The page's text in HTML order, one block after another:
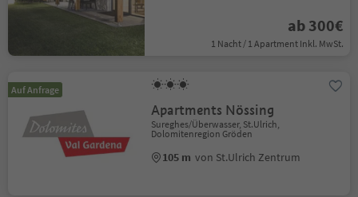
ab 300€
1 Nacht / 1 Apartment Inkl. MwSt.
Auf Anfrage
Apartments Nössing
Sureghes/Überwasser, St.Ulrich,
Dolomitenregion Gröden
105 m von St.Ulrich Zentrum